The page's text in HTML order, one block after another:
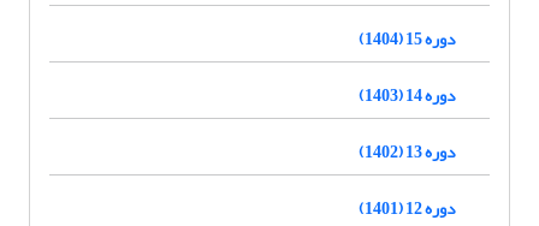
دوره 15 (1404)
دوره 14 (1403)
دوره 13 (1402)
دوره 12 (1401)